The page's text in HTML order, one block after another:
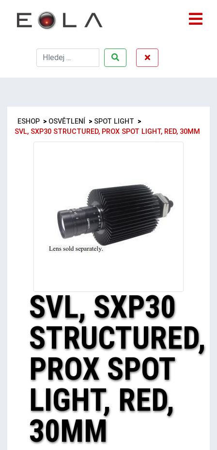
ESHOP > OSVĚTLENÍ > SPOT LIGHT >
SVL, SXP30 STRUCTURED, PROX SPOT LIGHT, RED, 30MM
SVL, SXP30
STRUCTURED,
PROX SPOT
LIGHT, RED,
30MM